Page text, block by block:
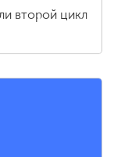
второй цикл